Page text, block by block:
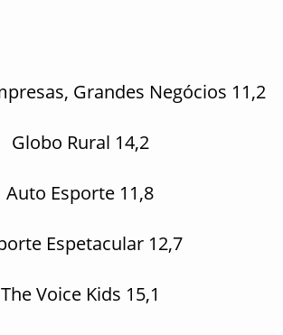
Grandes Negócios 11,2
Globo Rural 14,2
Auto Esporte 11,8
Espetacular 12,7
The Voice Kids 15,1